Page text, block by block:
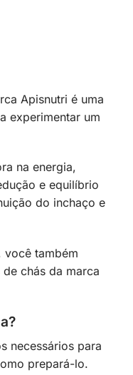
Apisnutri é uma
experimentar um
na energia,
e equilíbrio
do inchaço e
você também
chás da marca
necessários para
prepará-lo.